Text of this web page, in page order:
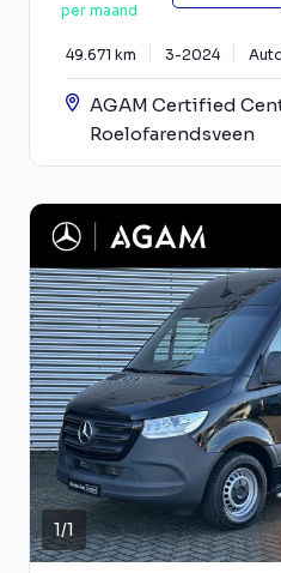
per maand
49.671 km 3-2024
AGAM Certified
Roelofarendsveen
1/1